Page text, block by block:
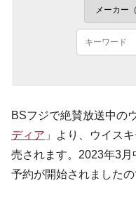
BSフジで絶賛放送中の
ディア 」より、ウイス
売されます。2023年3
予約が開始されましたの